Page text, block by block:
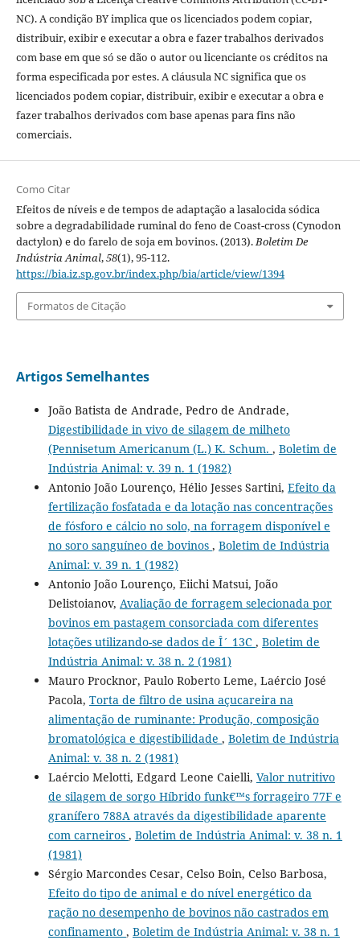
NC). A condição BY implica que os licenciados podem copiar,
distribuir, exibir e executar a obra e fazer trabalhos derivados
com base em que só se dão o autor ou licenciante os créditos na
forma especificada por estes. A cláusula NC significa que os
licenciados podem copiar, distribuir, exibir e executar a obra e
fazer trabalhos derivados com base apenas para fins não
comerciais.
Como Citar
Efeitos de níveis e de tempos de adaptação a lasalocida sódica
sobre a degradabilidade ruminal do feno de Coast-cross (Cynodon
dactylon) e do farelo de soja em bovinos. (2013).Boletim De
Indústria Animal,58(1), 95-112.
https://bia.iz.sp.gov.br/index.php/bia/article/view/1394
Formatos de Citação
Artigos Semelhantes
João Batista de Andrade, Pedro de Andrade,
Digestibilidade in vivo de silagem de milheto
(Pennisetum Americanum (L.) K. Schum. , Boletim de
Indústria Animal: v. 39 n. 1 (1982)
Antonio João Lourenço, Hélio Jesses Sartini, Efeito da
fertilização fosfatada e da lotação nas concentrações
de fósforo e cálcio no solo, na forragem disponível e
no soro sanguíneo de bovinos , Boletim de Indústria
Animal: v. 39 n. 1 (1982)
Antonio João Lourenço, Eiichi Matsui, João
Delistoianov, Avaliação de forragem selecionada por
bovinos em pastagem consorciada com diferentes
lotações utilizando-se dados de Î´ 13C , Boletim de
Indústria Animal: v. 38 n. 2 (1981)
Mauro Procknor, Paulo Roberto Leme, Laércio José
Pacola, Torta de filtro de usina açucareira na
alimentação de ruminante: Produção, composição
bromatológica e digestibilidade , Boletim de Indústria
Animal: v. 38 n. 2 (1981)
Laércio Melotti, Edgard Leone Caielli, Valor nutritivo
de silagem de sorgo Híbrido funk€™s forrageiro 77F e
granífero 788A através da digestibilidade aparente
com carneiros , Boletim de Indústria Animal: v. 38 n. 1
(1981)
Sérgio Marcondes Cesar, Celso Boin, Celso Barbosa,
Efeito do tipo de animal e do nível energético da
ração no desempenho de bovinos não castrados em
confinamento , Boletim de Indústria Animal: v. 38 n. 1